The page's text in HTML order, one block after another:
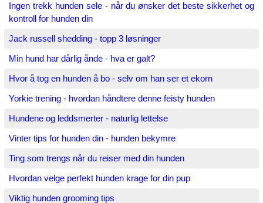
Ingen trekk hunden sele - når du ønsker det beste sikkerhet og
kontroll for hunden din
Jack russell shedding - topp 3 løsninger
Min hund har dårlig ånde - hva er galt?
Hvor å tog en hunden å bo - selv om han ser et ekorn
Yorkie trening - hvordan håndtere denne feisty hunden
Hundene og leddsmerter - naturlig lettelse
Vinter tips for hunden din - hunden bekymre
Ting som trengs når du reiser med din hunden
Hvordan velge perfekt hunden krage for din pup
Viktig hunden grooming tips